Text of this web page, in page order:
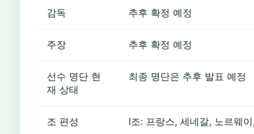
감독 추후 확정 예정
주장 추후 확정 예정
선수 명단 현
재 상태
최종 명단은 추후 발표 예정
조 편성 I조: 프랑스, 세네갈, 노르웨